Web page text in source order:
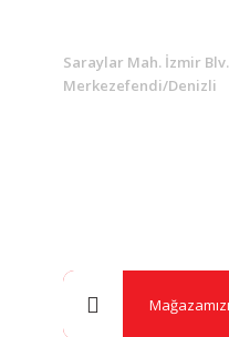
Saraylar Mah. İzmir Blv.
Merkezefendi/Denizli